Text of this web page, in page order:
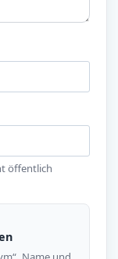
öffentlich